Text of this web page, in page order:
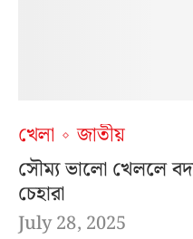
খেলা
জাতীয়
সৌম্য ভালো খেললে
চেহারা
July 28, 2025